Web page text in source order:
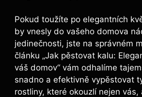
Pokud toužíte po elegantních
by vnesly do vašeho domova⁢
jedinečnosti, jste na správném
článku „Jak pěstovat kalu:
váš domov“ vám odhalíme
snadno a efektivně vypěstovat
rostliny, které okouzlí nejen vás,